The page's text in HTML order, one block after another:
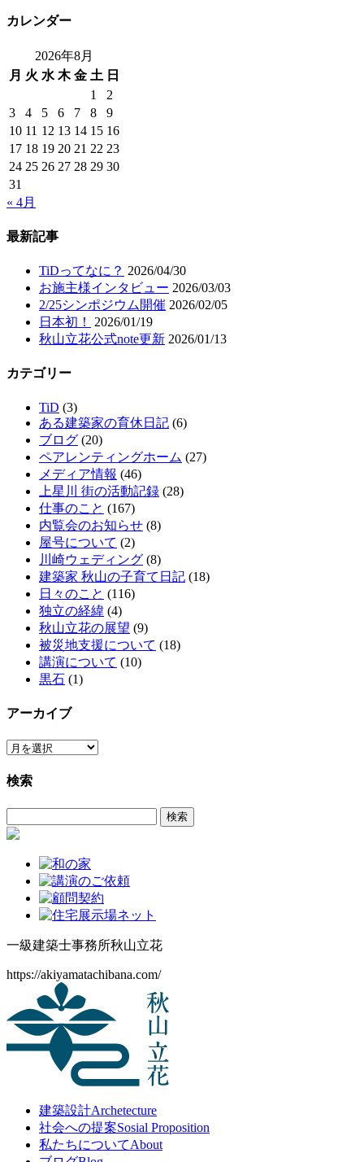
カレンダー
2026年8月
月 火 水 木 金 土 日
1
2
3
4 5 6 7 8
9
10 11 12 13 14 15 16
17 18 19 20 21 22 23
24 25 26 27 28 29 30
31
« 4月
最新記事
TiDってなに？ 2026/04/30
お施主様インタビュー 2026/03/03
2/25シンポジウム開催 2026/02/05
日本初！
2026/01/19
秋山立花公式note更新 2026/01/13
カテゴリー
TiD (3)
ある建築家の育休日記 (6)
ブログ (20)
ペアレンティングホーム (27)
メディア情報 (46)
上星川 街の活動記録 (28)
仕事のこと (167)
内覧会のお知らせ (8)
屋号について (2)
川崎ウェディング (8)
建築家 秋山の子育て日記 (18)
日々のこと (116)
独立の経緯 (4)
秋山立花の展望 (9)
被災地支援について (18)
講演について (10)
黒石 (1)
アーカイブ
ア
カ
検索
索:
一級建築士事務所秋山立花
https://akiyamatachibana.com/
建築設計Archetecture
社会への提案Sosial Proposition
私たちについてAbout